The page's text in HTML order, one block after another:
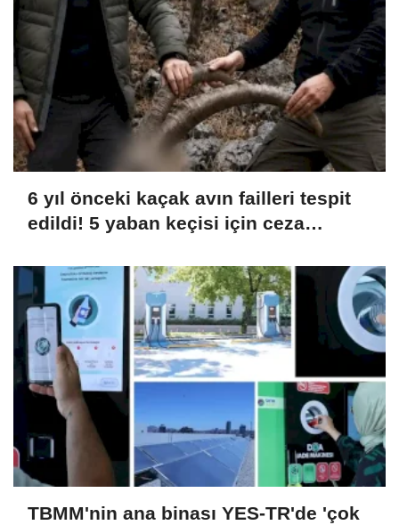
6 yıl önceki kaçak avın failleri tespit
edildi! 5 yaban keçisi için ceza
TBMM'nin ana binası YES-TR'de 'çok